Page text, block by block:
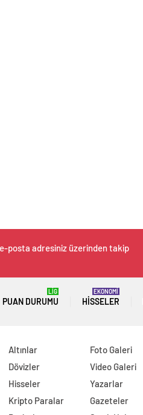
posta adresiniz üzerinden takip
PUAN DURUMU
LİG
HISSELER
EKONOMİ
Altınlar
Dövizler
Hisseler
Kripto Paralar
Foto Galeri
Video Galeri
Yazarlar
Gazeteler